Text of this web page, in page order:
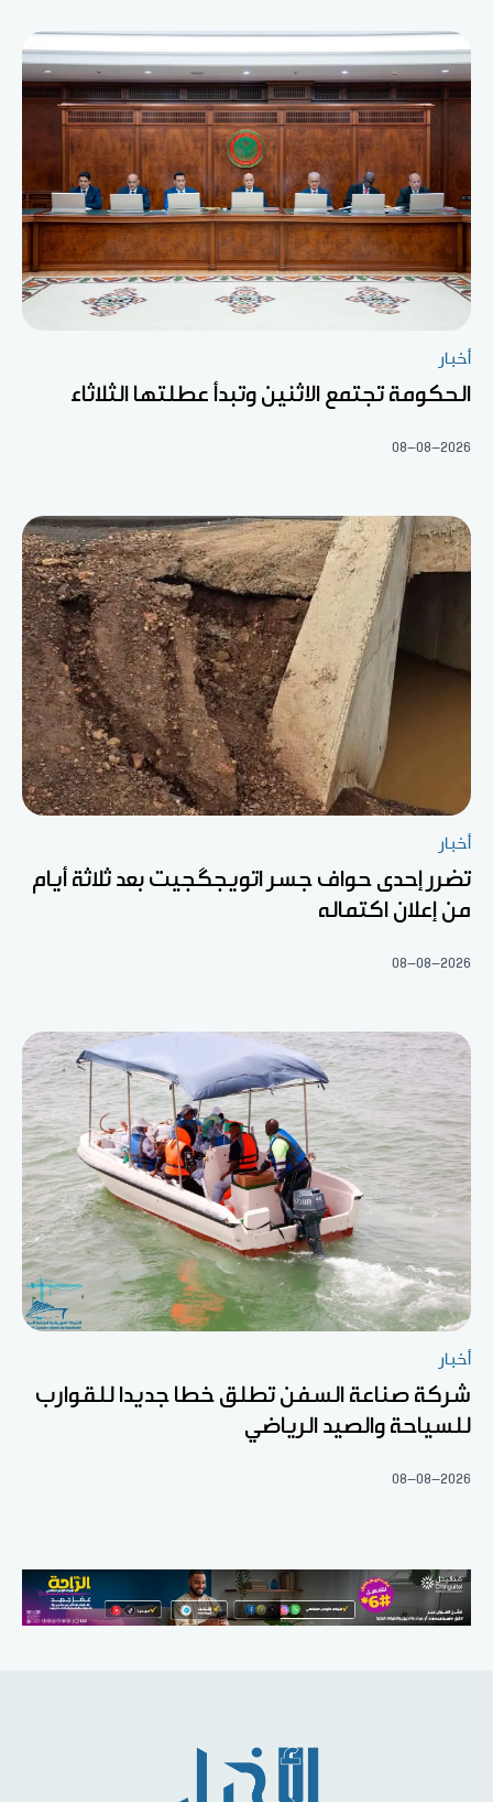
أخبار
الحكومة تجتمع الاثنين وتبدأ عطلتها الثلاثاء
08-08-2026
أخبار
تضرر إحدى حواف جسر اتويجگجيت بعد ثلاثة أيام
من إعلان اكتماله
08-08-2026
أخبار
شركة صناعة السفن تطلق خطا جديدا للقوارب
للسياحة والصيد الرياضي
08-08-2026